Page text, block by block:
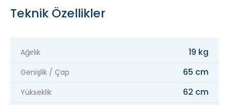
Teknik Özellikler
Ağırlık 19 kg
Genişlik / Çap 65 cm
Yükseklik 62 cm